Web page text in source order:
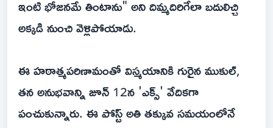
ఇంటి భోజనమే తింటాను" అని దిమ్మదిరిగేలా బదులిచ్చి
అక్కడి నుంచి వెళ్లిపోయాడు.
ఈ హఠాత్మపరిణామంతో విస్మయానికి గురైన ముకుల్,
తన అనుభవాన్ని జూన్ 12న 'ఎక్స్' వేదికగా
పంచుకున్నారు. ఈ పోస్ట్ అతి తక్కువ సమయంలోనే